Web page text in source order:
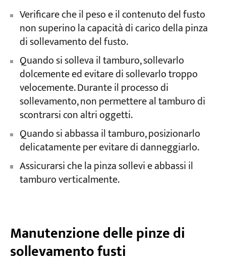
Verificare che il peso e il contenuto del fusto
non superino la capacità di carico della pinza
di sollevamento del fusto.
Quando si solleva il tamburo, sollevarlo
dolcemente ed evitare di sollevarlo troppo
velocemente. Durante il processo di
sollevamento, non permettere al tamburo di
scontrarsi con altri oggetti.
Quando si abbassa il tamburo, posizionarlo
delicatamente per evitare di danneggiarlo.
Assicurarsi che la pinza sollevi e abbassi il
tamburo verticalmente.
Manutenzione delle pinze di
sollevamento fusti